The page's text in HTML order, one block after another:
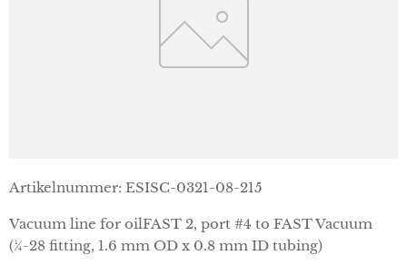
Artikelnummer: ESISC-0321-08-215
Vacuum line for oilFAST 2, port #4 to FAST Vacuum
(¼-28 fitting, 1.6 mm OD x 0.8 mm ID tubing)